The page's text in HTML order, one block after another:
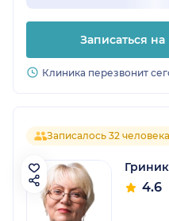
Записаться
Клиника перезвонит
Записалось 32 человека
4.6